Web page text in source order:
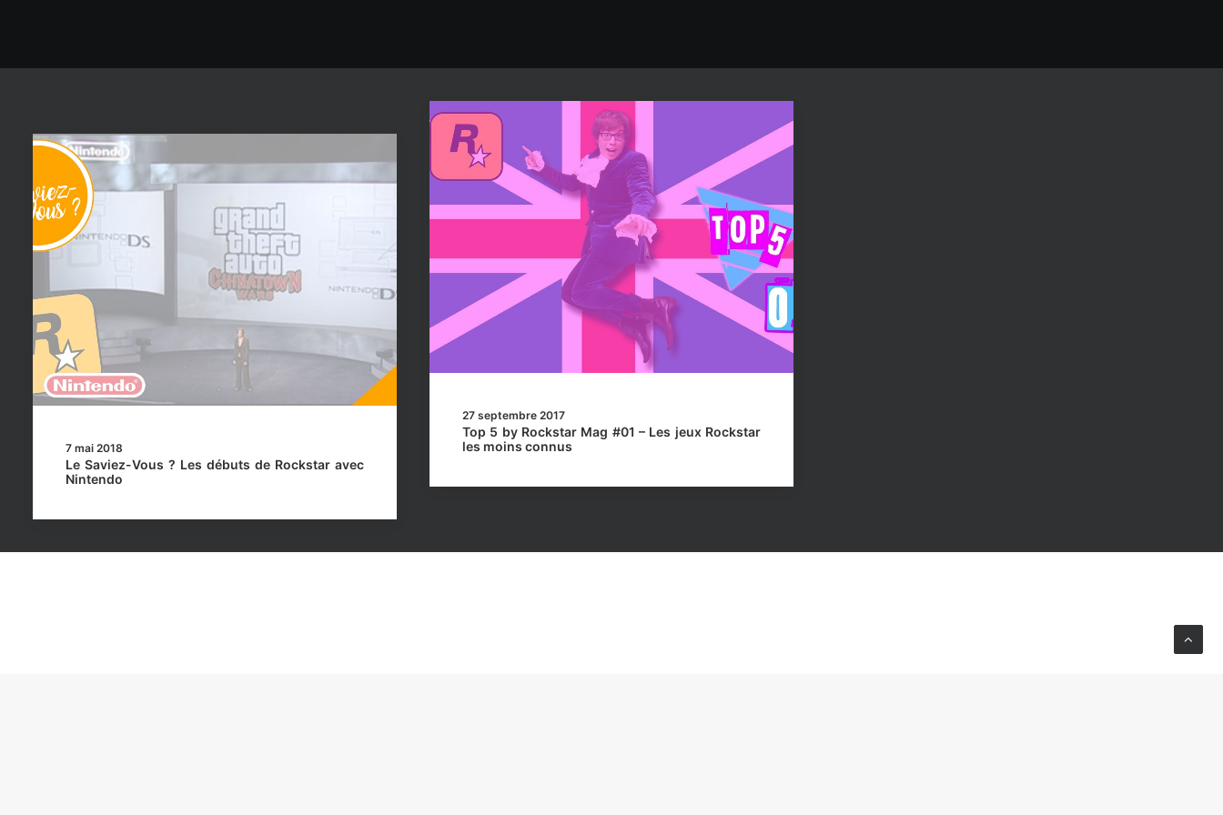
7 mai 2018
Le Saviez-Vous ? Les débuts de Rockstar avec
Nintendo
27 septembre 2017
Top 5 by Rockstar Mag #01 – Les jeux Rockstar
les moins connus